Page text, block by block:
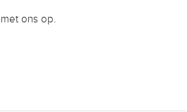
met ons op.